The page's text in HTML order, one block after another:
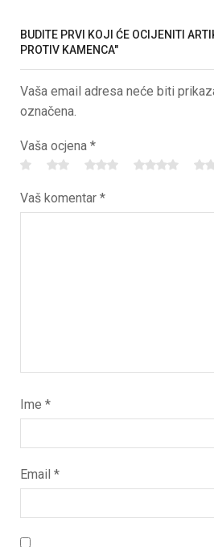
BUDITE PRVI KOJI ĆE OCIJENITI
PROTIV KAMENCA"
Vaša email adresa neće biti
označena.
Vaša ocjena *
Vaš komentar *
Ime *
Email *